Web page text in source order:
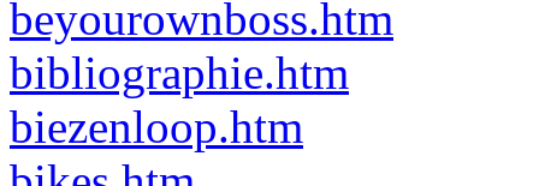
beyourownboss.htm
bibliographie.htm
biezenloop.htm